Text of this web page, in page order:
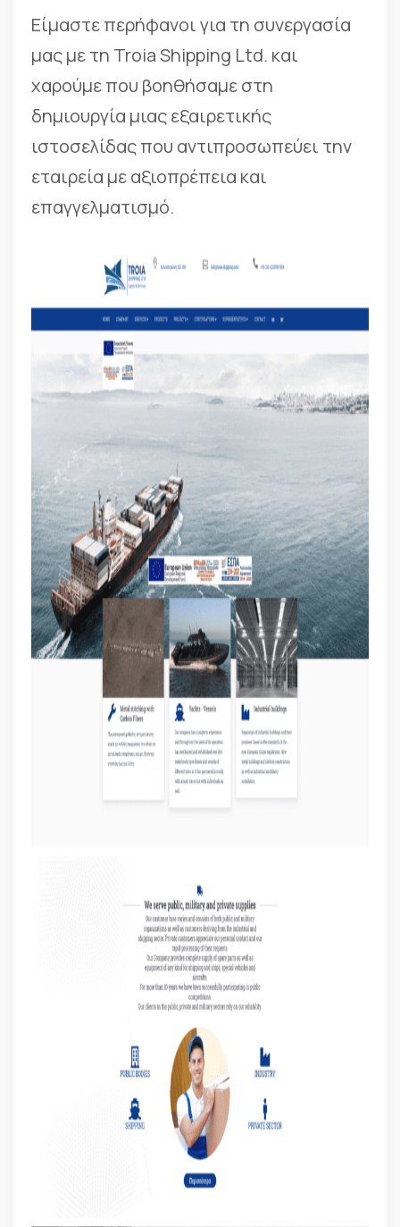
Είμαστε περήφανοι για τη συνεργασία
μας με τη Troia Shipping Ltd. και
χαρούμε που βοηθήσαμε στη
δημιουργία μιας εξαιρετικής
ιστοσελίδας που αντιπροσωπεύει την
εταιρεία με αξιοπρέπεια και
επαγγελματισμό.